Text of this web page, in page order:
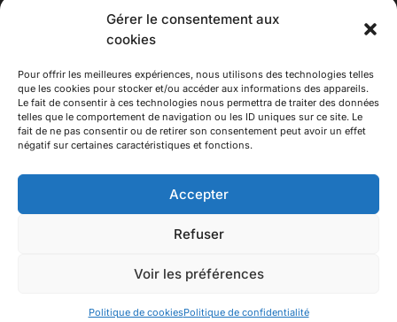
Gérer le consentement aux
cookies
Pour offrir les meilleures expériences, nous utilisons des technologies telles
que les cookies pour stocker et/ou accéder aux informations des appareils.
Le fait de consentir à ces technologies nous permettra de traiter des données
telles que le comportement de navigation ou les ID uniques sur ce site. Le
fait de ne pas consentir ou de retirer son consentement peut avoir un effet
négatif sur certaines caractéristiques et fonctions.
Accepter
Refuser
Voir les préférences
Politique de cookiesPolitique de confidentialité
© 2026 Asiexpo — Maison des Cultures Asiatiques.
Tous droits réservés.